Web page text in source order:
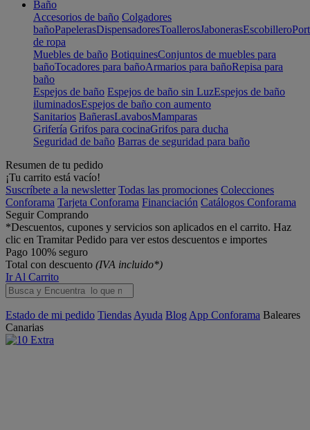
Baño
Accesorios de baño Colgadores
bañoPapelerasDispensadoresToallerosJabonerasEscobillero
de ropa
Muebles de baño BotiquinesConjuntos de muebles para
bañoTocadores para bañoArmarios para bañoRepisa para
baño
Espejos de baño Espejos de baño sin LuzEspejos de baño
iluminadosEspejos de baño con aumento
Sanitarios BañerasLavabosMamparas
Grifería Grifos para cocinaGrifos para ducha
Seguridad de baño Barras de seguridad para baño
Resumen de tu pedido
¡Tu carrito está vacío!
Suscríbete a la newsletter Todas las promociones Colecciones
Conforama Tarjeta Conforama Financiación Catálogos Conforama
Seguir Comprando
*Descuentos, cupones y servicios son aplicados en el carrito. Haz
clic en Tramitar Pedido para ver estos descuentos e importes
Pago 100% seguro
Total con descuento (IVA incluido*)
Ir Al Carrito
Estado de mi pedido Tiendas Ayuda Blog App Conforama Baleares
Canarias